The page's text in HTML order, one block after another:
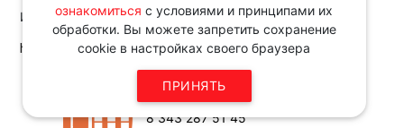
Источник:
http://www.consultant.ru
ознакомиться с условиями и принципами их
обработки. Вы можете запретить сохранение
cookie в настройках своего браузера
ПРИНЯТЬ
Звоните по телефону в рабочие
дни с 9:00 до 18:00
8 343 287 51 45